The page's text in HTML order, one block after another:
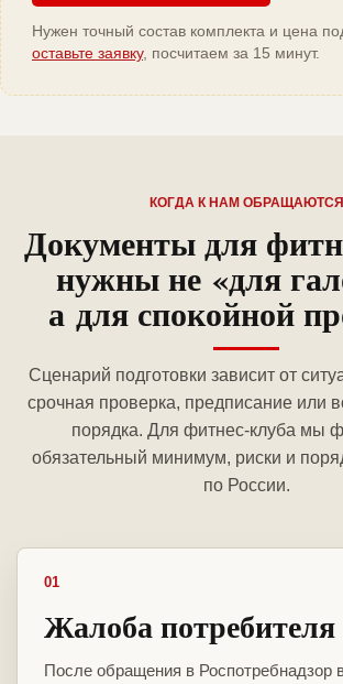
Нужен точный состав комплекта и цена
оставьте заявку, посчитаем за 15 минут.
КОГДА К НАМ ОБРАЩАЮТСЯ
Документы для
нужны не «для
а для спокойной
Сценарий подготовки зависит от
срочная проверка, предписание или
порядка. Для фитнес-клуба мы
обязательный минимум, риски и
по России.
01
Жалоба потребителя
После обращения в Роспотребнадзор